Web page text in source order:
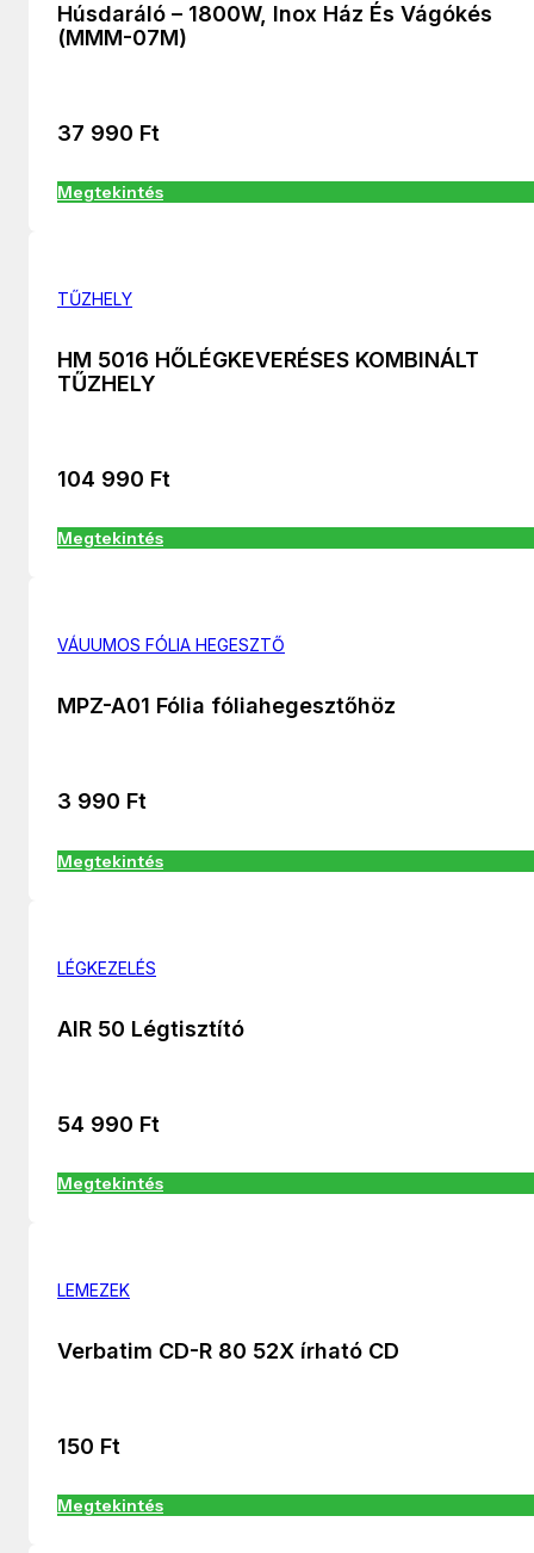
Húsdaráló – 1800W, Inox Ház És Vágókés
(MMM-07M)
37 990 Ft
Megtekintés
TŰZHELY
HM 5016 HŐLÉGKEVERÉSES KOMBINÁLT
TŰZHELY
104 990 Ft
Megtekintés
VÁUUMOS FÓLIA HEGESZTŐ
MPZ-A01 Fólia fóliahegesztőhöz
3 990 Ft
Megtekintés
LÉGKEZELÉS
AIR 50 Légtisztító
54 990 Ft
Megtekintés
LEMEZEK
Verbatim CD-R 80 52X írható CD
150 Ft
Megtekintés